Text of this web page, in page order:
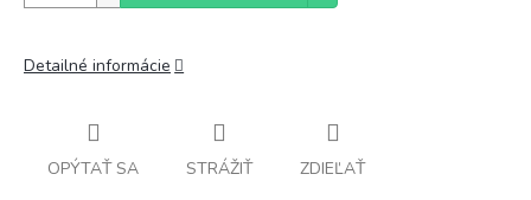
Detailné informácie
OPÝTAŤ SA STRÁŽIŤ ZDIEĽAŤ